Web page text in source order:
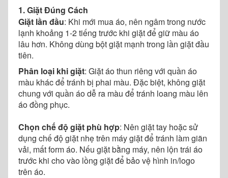
1. Giặt Đúng Cách
Giặt lần đầu: Khi mới mua áo, nên ngâm trong nước
lạnh khoảng 1-2 tiếng trước khi giặt để giữ màu áo
lâu hơn. Không dùng bột giặt mạnh trong lần giặt đầu
tiên.
Phân loại khi giặt: Giặt áo thun riêng với quần áo
màu khác để tránh bị phai màu. Đặc biệt, không giặt
chung với quần áo dễ ra màu để tránh loang màu lên
áo đồng phục.
Chọn chế độ giặt phù hợp: Nên giặt tay hoặc sử
dụng chế độ giặt nhẹ trên máy giặt để tránh làm giãn
vải, mất form áo. Nếu giặt bằng máy, nên lộn trái áo
trước khi cho vào lồng giặt để bảo vệ hình in/logo
trên áo.